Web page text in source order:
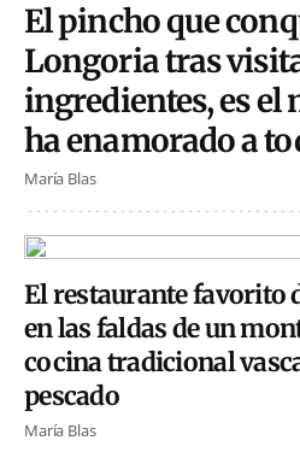
El pincho que
Longoria tras
ingredientes, es el
ha enamorado a
María Blas
El restaurante favorito
en las faldas de un
cocina tradicional
pescado
María Blas